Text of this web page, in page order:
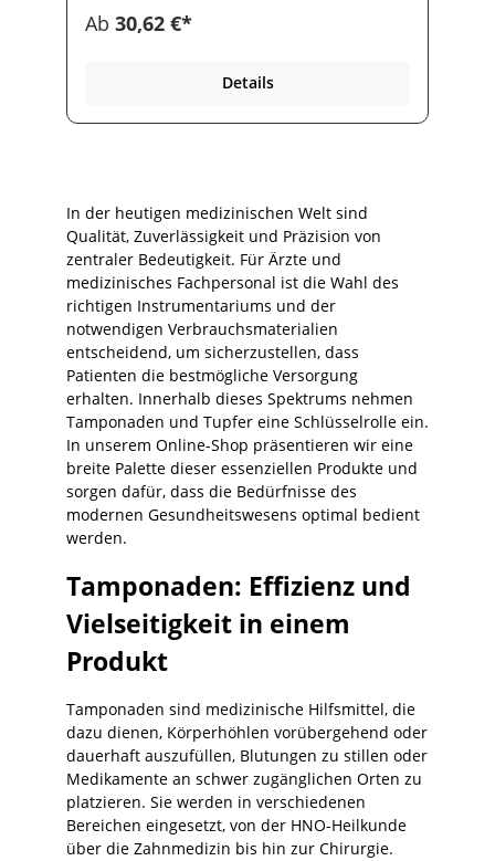
transparente Applikationskarte.
Ab 30,62 €*
Details
In der heutigen medizinischen Welt sind
Qualität, Zuverlässigkeit und Präzision von
zentraler Bedeutigkeit. Für Ärzte und
medizinisches Fachpersonal ist die Wahl des
richtigen Instrumentariums und der
notwendigen Verbrauchsmaterialien
entscheidend, um sicherzustellen, dass
Patienten die bestmögliche Versorgung
erhalten. Innerhalb dieses Spektrums nehmen
Tamponaden und Tupfer eine Schlüsselrolle ein.
In unserem Online-Shop präsentieren wir eine
breite Palette dieser essenziellen Produkte und
sorgen dafür, dass die Bedürfnisse des
modernen Gesundheitswesens optimal bedient
werden.
Tamponaden: Effizienz und
Vielseitigkeit in einem
Produkt
Tamponaden sind medizinische Hilfsmittel, die
dazu dienen, Körperhöhlen vorübergehend oder
dauerhaft auszufüllen, Blutungen zu stillen oder
Medikamente an schwer zugänglichen Orten zu
platzieren. Sie werden in verschiedenen
Bereichen eingesetzt, von der HNO-Heilkunde
über die Zahnmedizin bis hin zur Chirurgie.